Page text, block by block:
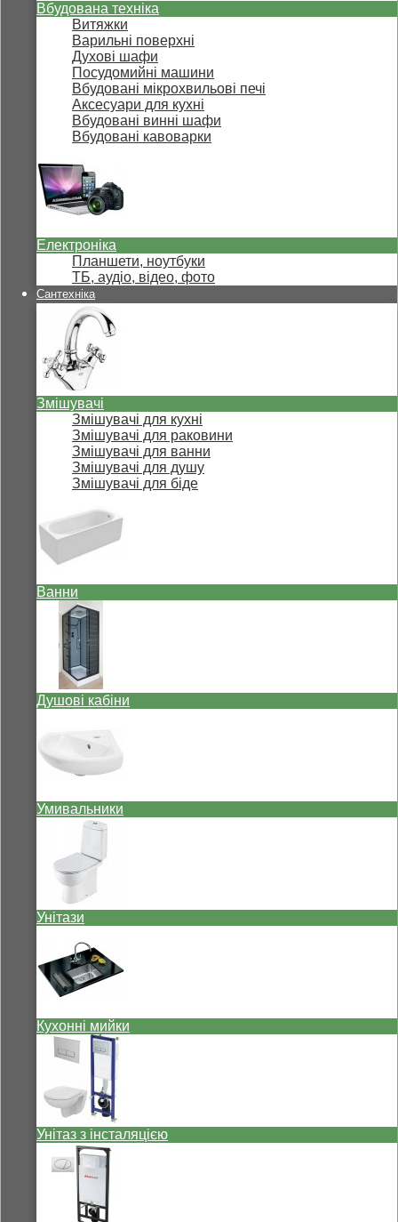
Вбудована техніка
Витяжки
Варильні поверхні
Духові шафи
Посудомийні машини
Вбудовані мікрохвильові печі
Аксесуари для кухні
Вбудовані винні шафи
Вбудовані кавоварки
Електроніка
Планшети, ноутбуки
ТБ, аудіо, відео, фото
Сантехніка
Змішувачі
Змішувачі для кухні
Змішувачі для раковини
Змішувачі для ванни
Змішувачі для душу
Змішувачі для біде
Ванни
Душові кабіни
Умивальники
Унітази
Кухонні мийки
Унітаз з інсталяцією